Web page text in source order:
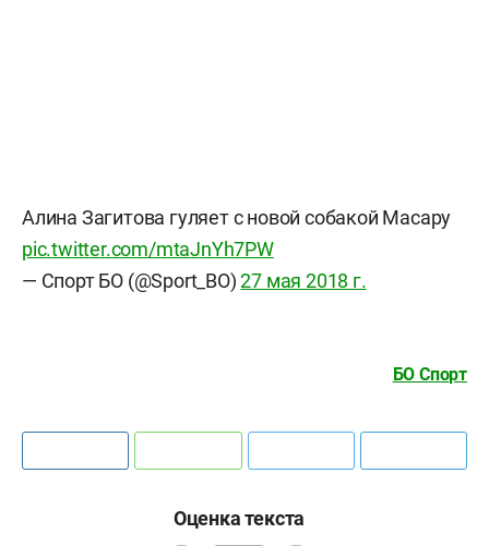
Алина Загитова гуляет с новой собакой Масару
pic.twitter.com/mtaJnYh7PW
— Спорт БО (@Sport_BO)27 мая 2018 г.
БО Спорт
Оценка текста